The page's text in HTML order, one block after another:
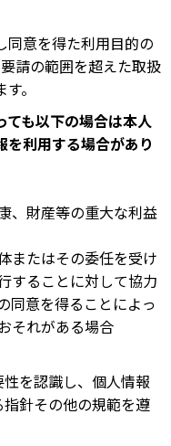
同意を得た利用目的の
請の範囲を超えた取扱
。
ても以下の場合は本人
利用する場合があり
、財産等の重大な利益
またはその委任を受け
することに対して協力
同意を得ることによっ
それがある場合
を認識し、個人情報
針その他の規範を遵